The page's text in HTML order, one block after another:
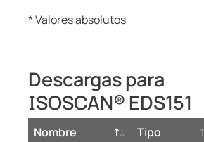
* Valores absolutos
Descargas para
ISOSCAN® EDS151
Nombre Tipo